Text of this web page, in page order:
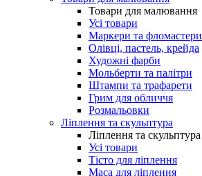
Товари для малювання
Усі товари
Маркери та фломастери
Олівці, пастель, крейда
Художні фарби
Мольберти та палітри
Штампи та трафарети
Грим для обличчя
Розмальовки
Ліплення та скульптура
Ліплення та скульптура
Усі товари
Тісто для ліплення
Маса для ліплення